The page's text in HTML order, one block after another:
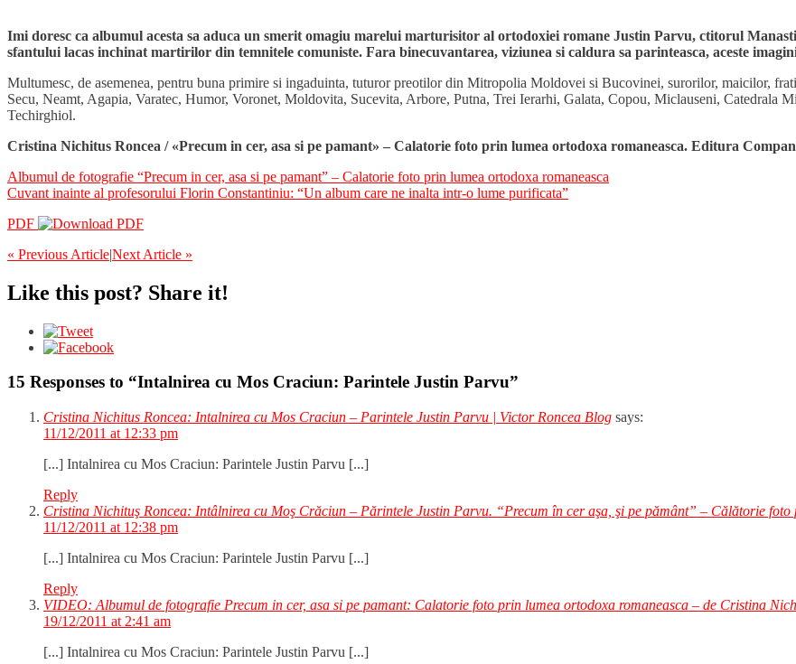
Imi doresc ca albumul acesta sa aduca un smerit omagiu marelui marturisitor al ortodoxiei romane Justin Parvu, ctitorul
sfantului lacas inchinat martirilor din temnitele comuniste. Fara binecuvantarea, viziunea si caldura sa parinteasca, aceste
Multumesc, de asemenea, pentru buna primire si ingaduinta, tuturor preotilor din Mitropolia Moldovei si Bucovinei, surorilor, maicilor,
Secu, Neamt, Agapia, Varatec, Humor, Voronet, Moldovita, Sucevita, Arbore, Putna, Trei Ierarhi, Galata, Copou, Miclauseni, Catedrala
Techirghiol.
Cristina Nichitus Roncea / «Precum in cer, asa si pe pamant» – Calatorie foto prin lumea ortodoxa romaneasca. Editura
Albumul de fotografie “Precum in cer, asa si pe pamant” – Calatorie foto prin lumea ortodoxa romaneasca
Cuvant inainte al profesorului Florin Constantiniu: “Un album care ne inalta intr-o lume purificata”
PDF
« Previous Article|Next Article »
Like this post? Share it!
15 Responses to “Intalnirea cu Mos Craciun: Parintele Justin Parvu”
Cristina Nichitus Roncea: Intalnirea cu Mos Craciun – Parintele Justin Parvu | Victor Roncea Blog says:
11/12/2011 at 12:33 pm
[...] Intalnirea cu Mos Craciun: Parintele Justin Parvu [...]
Reply
Cristina Nichituş Roncea: Intâlnirea cu Moş Crăciun – Părintele Justin Parvu. “Precum în cer aşa, şi pe pământ” – Călătorie
11/12/2011 at 12:38 pm
[...] Intalnirea cu Mos Craciun: Parintele Justin Parvu [...]
Reply
VIDEO: Albumul de fotografie Precum in cer, asa si pe pamant: Calatorie foto prin lumea ortodoxa romaneasca – de Cristina
19/12/2011 at 2:41 am
[...] Intalnirea cu Mos Craciun: Parintele Justin Parvu [...]